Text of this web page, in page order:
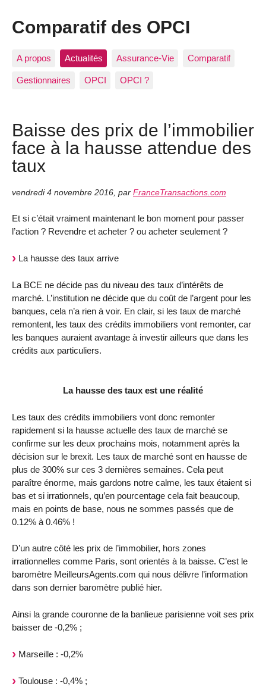
Comparatif des OPCI
A propos Actualités Assurance-Vie Comparatif
Gestionnaires OPCI OPCI ?
Baisse des prix de l’immobilier
face à la hausse attendue des
taux
vendredi 4 novembre 2016 par FranceTransactions.com
Et si c’était vraiment maintenant le bon moment pour passer
l’action ? Revendre et acheter ? ou acheter seulement ?
La hausse des taux arrive
La BCE ne décide pas du niveau des taux d’intérêts de
marché. L’institution ne décide que du coût de l’argent pour les
banques, cela n’a rien à voir. En clair, si les taux de marché
remontent, les taux des crédits immobiliers vont remonter, car
les banques auraient avantage à investir ailleurs que dans les
crédits aux particuliers.
La hausse des taux est une réalité
Les taux des crédits immobiliers vont donc remonter
rapidement si la hausse actuelle des taux de marché se
confirme sur les deux prochains mois, notamment après la
décision sur le brexit. Les taux de marché sont en hausse de
plus de 300% sur ces 3 dernières semaines. Cela peut
paraître énorme, mais gardons notre calme, les taux étaient si
bas et si irrationnels, qu’en pourcentage cela fait beaucoup,
mais en points de base, nous ne sommes passés que de
0.12% à 0.46% !
D’un autre côté les prix de l’immobilier, hors zones
irrationnelles comme Paris, sont orientés à la baisse. C’est le
baromètre MeilleursAgents.com qui nous délivre l’information
dans son dernier baromètre publié hier.
Ainsi la grande couronne de la banlieue parisienne voit ses prix
baisser de -0,2% ;
Marseille : -0,2%
Toulouse : -0,4% ;